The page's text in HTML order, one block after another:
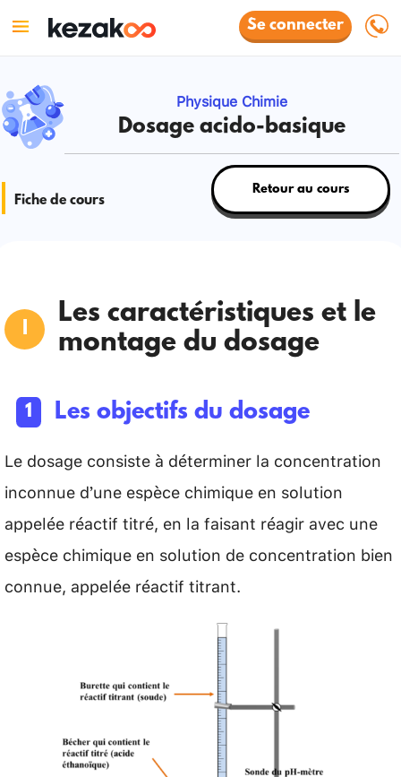
Se connecter
Physique Chimie
Dosage acido-basique
Fiche de cours
Retour au cours
Les caractéristiques et le
montage du dosage
Les objectifs du dosage
Le dosage consiste à déterminer la concentration
inconnue d’une espèce chimique en solution
appelée réactif titré, en la faisant réagir avec une
espèce chimique en solution de concentration bien
connue, appelée réactif titrant.